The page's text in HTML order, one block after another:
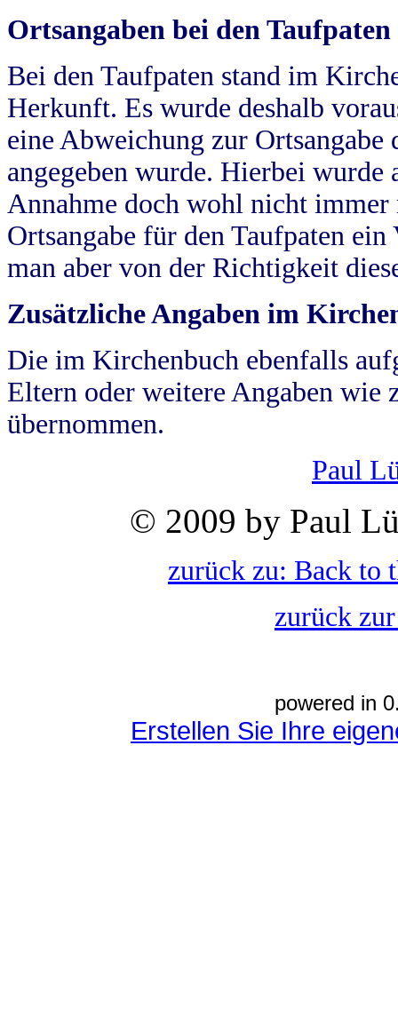
Ortsangaben bei den Taufpaten
Bei den Taufpaten stand im
Herkunft. Es wurde deshalb
eine Abweichung zur
angegeben wurde. Hierbei wurde
Annahme doch wohl nicht
Ortsangabe für den Taufpaten
man aber von der Richtigkeit
Zusätzliche Angaben im
Die im Kirchenbuch ebenfalls
Eltern oder weitere Angaben wie
übernommen.
Paul
© 2009 by Paul
zurück zu: Back to
zurück
powered in
Erstellen Sie Ihre